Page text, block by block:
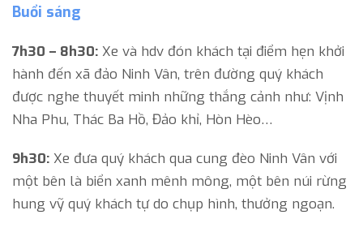
Buổi sáng
7h30 – 8h30: Xe và hdv đón khách tại điểm hẹn khởi
hành đến xã đảo Ninh Vân, trên đường quý khách
được nghe thuyết minh những thắng cảnh như: Vịnh
Nha Phu, Thác Ba Hồ, Đảo khỉ, Hòn Hèo…
9h30: Xe đưa quý khách qua cung đèo Ninh Vân với
một bên là biển xanh mênh mông, một bên núi rừng
hung vỹ quý khách tự do chụp hình, thưởng ngoạn.